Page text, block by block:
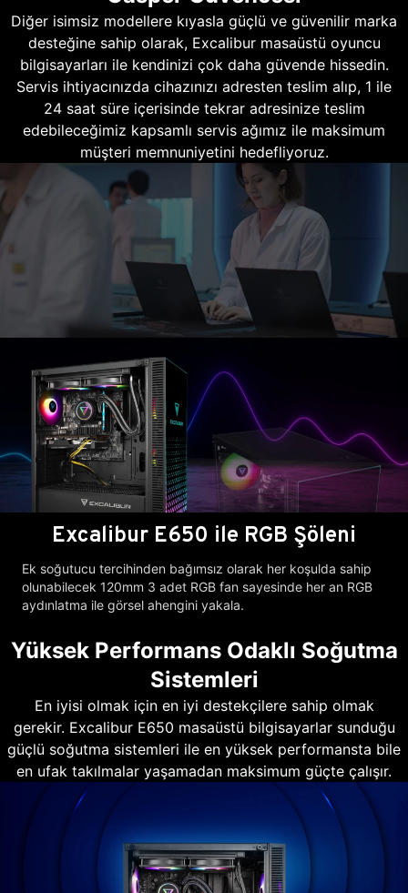
Diğer isimsiz modellere kıyasla güçlü ve güvenilir marka
desteğine sahip olarak, Excalibur masaüstü oyuncu
bilgisayarları ile kendinizi çok daha güvende hissedin.
Servis ihtiyacınızda cihazınızı adresten teslim alıp, 1 ile
24 saat süre içerisinde tekrar adresinize teslim
edebileceğimiz kapsamlı servis ağımız ile maksimum
müşteri memnuniyetini hedefliyoruz.
Excalibur E650 ile RGB Şöleni
Ek soğutucu tercihinden bağımsız olarak her koşulda sahip
olunabilecek 120mm 3 adet RGB fan sayesinde her an RGB
aydınlatma ile görsel ahengini yakala.
Yüksek Performans Odaklı Soğutma
Sistemleri
En iyisi olmak için en iyi destekçilere sahip olmak
gerekir. Excalibur E650 masaüstü bilgisayarlar sunduğu
güçlü soğutma sistemleri ile en yüksek performansta bile
en ufak takılmalar yaşamadan maksimum güçte çalışır.